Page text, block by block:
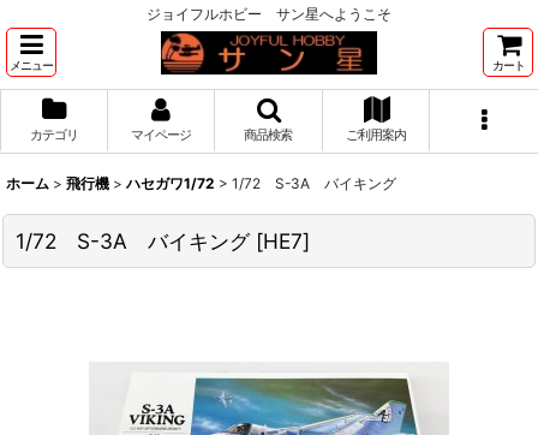
ジョイフルホビー サン星へようこそ
メニュー カート
カテゴリ マイページ 商品検索 ご利用案内
ホーム > 飛行機 > ハセガワ1/72 > 1/72 S-3A バイキング
1/72 S-3A バイキング [HE7]